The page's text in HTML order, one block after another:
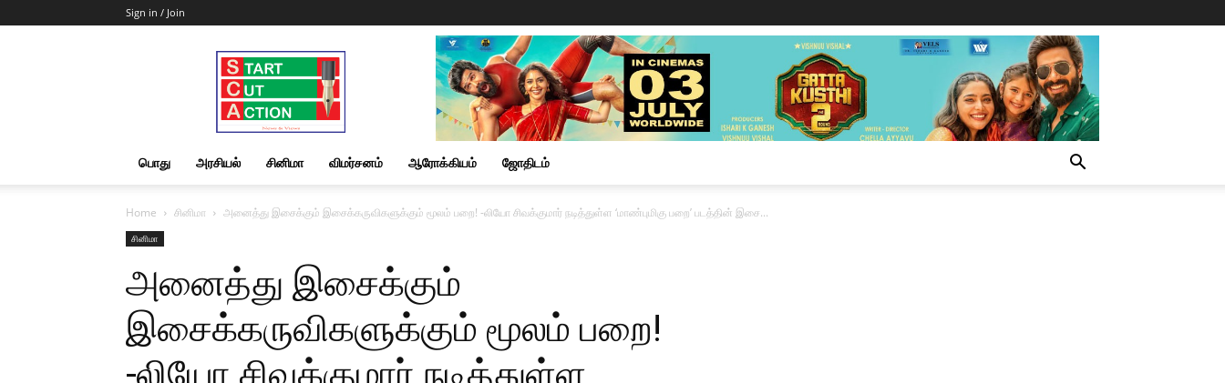
Sign in / Join
Start
Cut
Action
|
News
&
பொது அரசியல் சினிமா விமர்சனம் ஆரோக்கியம் ஜோதிடம்
Home சினிமா அனைத்து இசைக்கும் இசைக்கருவிகளுக்கும் மூலம் பறை! -லியோ சிவக்குமார் நடித்துள்ள ‘மாண்புமிகு பறை’ படத்தின் இசை...
சினிமா
அனைத்து இசைக்கும்
இசைக்கருவிகளுக்கும் மூலம் பறை!
-லியோ சிவக்குமார் நடித்துள்ள